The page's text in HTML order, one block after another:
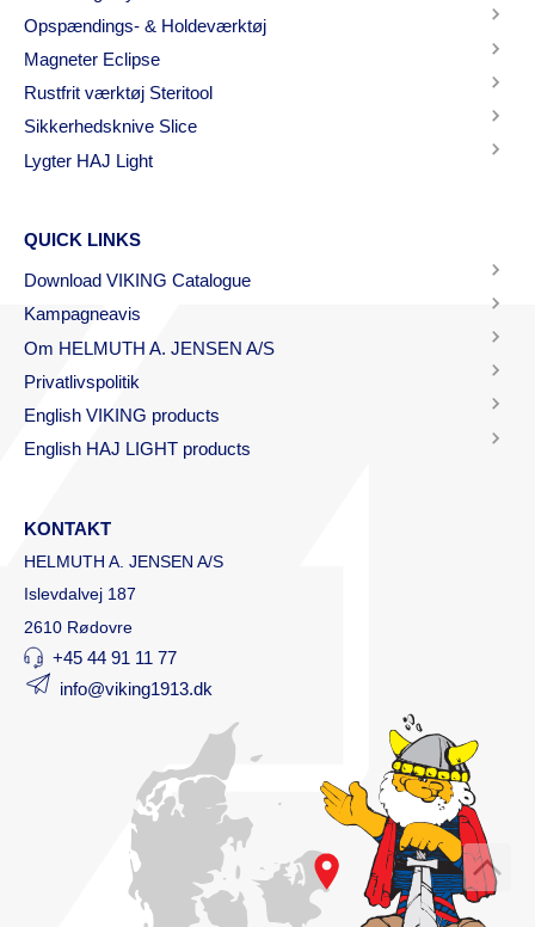
Opspændings- & Holdeværktøj
Magneter Eclipse
Rustfrit værktøj Steritool
Sikkerhedsknive Slice
Lygter HAJ Light
QUICK LINKS
Download VIKING Catalogue
Kampagneavis
Om HELMUTH A. JENSEN A/S
Privatlivspolitik
English VIKING products
English HAJ LIGHT products
KONTAKT
HELMUTH A. JENSEN A/S
Islevdalvej 187
2610 Rødovre
+45 44 91 11 77
info@viking1913.dk